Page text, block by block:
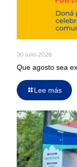
30 julio 2026
Que agosto sea
Lee más